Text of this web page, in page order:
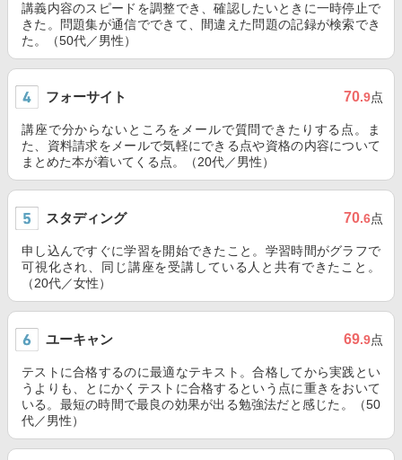
講義内容のスピードを調整でき、確認したいときに一時停止で
きた。問題集が通信でできて、間違えた問題の記録が検索でき
た。（50代／男性）
フォーサイト 70.9点
講座で分からないところをメールで質問できたりする点。ま
た、資料請求をメールで気軽にできる点や資格の内容について
まとめた本が着いてくる点。（20代／男性）
スタディング 70.6点
申し込んですぐに学習を開始できたこと。学習時間がグラフで
可視化され、同じ講座を受講している人と共有できたこと。
（20代／女性）
ユーキャン 69.9点
テストに合格するのに最適なテキスト。合格してから実践とい
うよりも、とにかくテストに合格するという点に重きをおいて
いる。最短の時間で最良の効果が出る勉強法だと感じた。（50
代／男性）